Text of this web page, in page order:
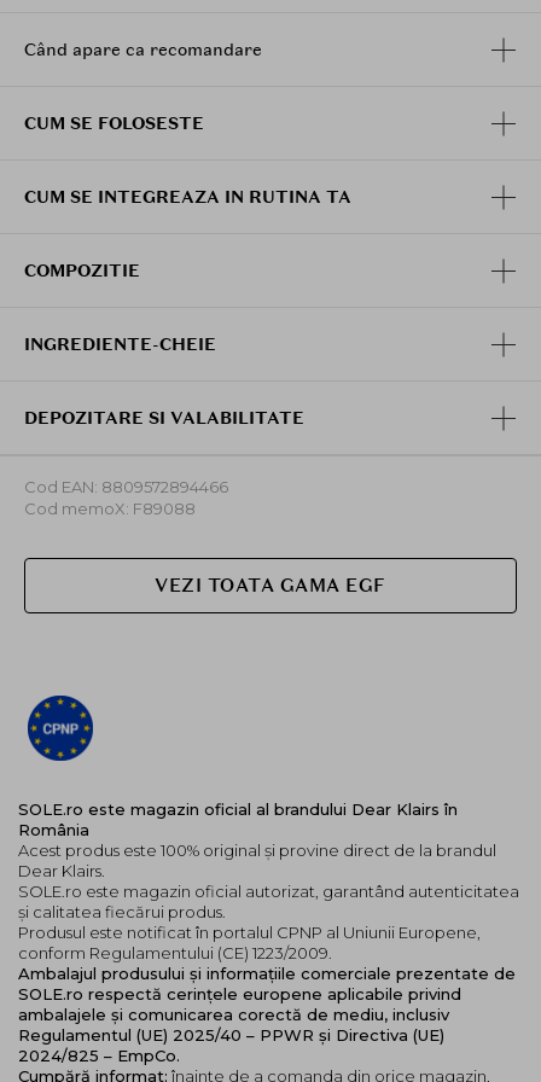
al rutinei de ingrijire, inainte de alte seruri, prin
Când apare ca recomandare
CUM SE FOLOSESTE
CUM SE INTEGREAZA IN RUTINA TA
COMPOZITIE
INGREDIENTE-CHEIE
DEPOZITARE SI VALABILITATE
Cod EAN: 8809572894466
Cod memoX: F89088
VEZI TOATA GAMA EGF
SOLE.ro este magazin oficial al brandului Dear Klairs în
România
Acest produs este 100% original și provine direct de la brandul
Dear Klairs.
SOLE.ro este magazin oficial autorizat, garantând autenticitatea
și calitatea fiecărui produs.
Produsul este notificat în portalul CPNP al Uniunii Europene,
conform Regulamentului (CE) 1223/2009.
Ambalajul produsului și informațiile comerciale prezentate de
SOLE.ro respectă cerințele europene aplicabile privind
ambalajele și comunicarea corectă de mediu, inclusiv
Regulamentul (UE) 2025/40 – PPWR și Directiva (UE)
2024/825 – EmpCo.
Cumpără informat: înainte de a comanda din orice magazin,